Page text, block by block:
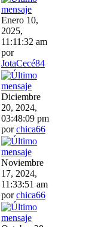
Enero 10,
2025,
11:11:32 am
por
JotaCecé84
Diciembre
20, 2024,
03:48:09 pm
porchica66
Noviembre
17, 2024,
11:33:51 am
porchica66